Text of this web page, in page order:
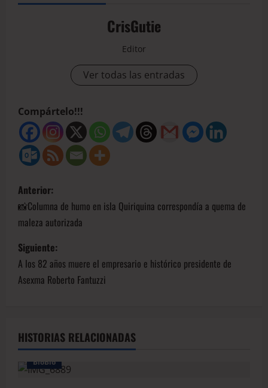
CrisGutie
Editor
Ver todas las entradas
Compártelo!!!
Anterior:
📸Columna de humo en isla Quiriquina correspondía a quema de
maleza autorizada
Siguiente:
A los 82 años muere el empresario e histórico presidente de
Asexma Roberto Fantuzzi
HISTORIAS RELACIONADAS
BioBio